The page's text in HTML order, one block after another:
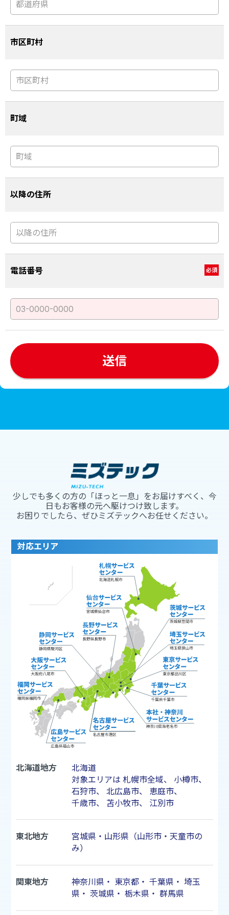
市区町村
町域
以降の住所
電話番号 必須
少しでも多くの方の「ほっと一息」をお届けすべく、今
日もお客様の元へ駆けつけ致します。
お困りでしたら、ぜひミズテックへお任せください。
対応エリア
北海道地方
北海道
対象エリアは 札幌市全域、 小樽市、
石狩市、 北広島市、 恵庭市、
千歳市、 苫小牧市、 江別市
東北地方
宮城県・山形県（山形市・天童市の
み）
関東地方 神奈川県 ・ 東京都・ 千葉県 ・ 埼玉
県 ・ 茨城県 ・ 栃木県 ・ 群馬県